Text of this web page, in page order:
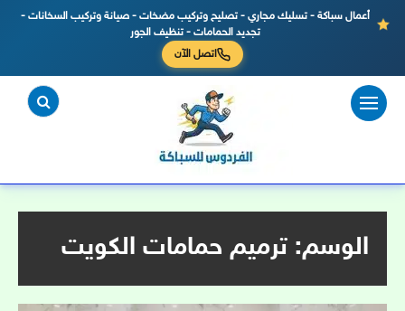
أعمال سباكة - تسليك مجاري - تصليح وتركيب مضخات - صيانة وتركيب السخانات -
تجديد الحمامات - تنظيف الجور
اتصل الآن
التجاوز
المحتوى
الوسم: ترميم حمامات الكويت